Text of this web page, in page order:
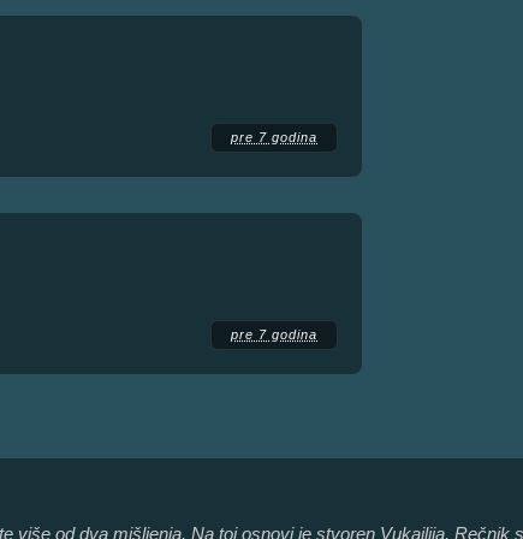
pre 7 godina
pre 7 godina
više od dva mišljenja. Na toj osnovi je stvoren Vukajlija. Rečnik